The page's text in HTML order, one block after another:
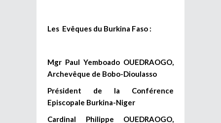
Les Evêques du Burkina Faso :
Mgr Paul Yemboado OUEDRAOGO,
Archevêque de Bobo-Dioulasso
Président de la Conférence
Episcopale Burkina-Niger
Cardinal Philippe OUEDRAOGO,